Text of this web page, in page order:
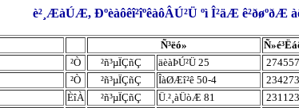
è²¸ÆàÚÆ, Ðºèàôêî²îºêàôÂÚ²Ü ºì Î²äÆ ê²ðøºðÆ
Ñ³ëó»
²Ò ²ñ³µÏÇñÇ äèàÞÚ²Ü 25 274557
²Ò ²ñ³µÏÇñÇ ÎàØÆî²ê 50-4 234273
ÈîÀ ²ñ³µÏÇñÇ Ü.²¸àÜòÆ 81 231123